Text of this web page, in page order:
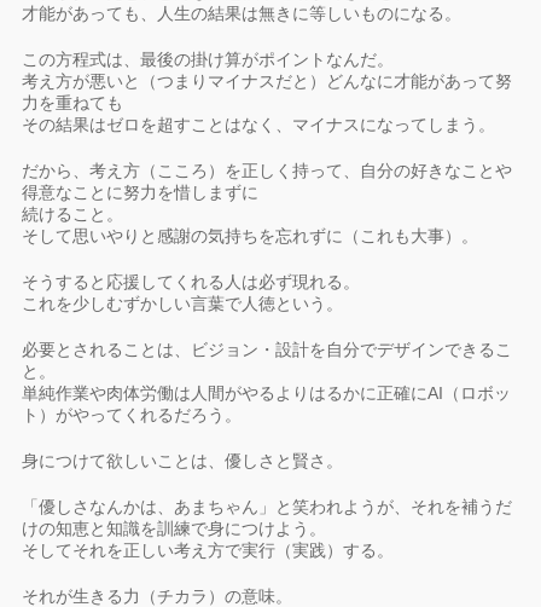
才能があっても、人生の結果は無きに等しいものになる。
この方程式は、最後の掛け算がポイントなんだ。
考え方が悪いと（つまりマイナスだと）どんなに才能があって努
力を重ねても
その結果はゼロを超すことはなく、マイナスになってしまう。
だから、考え方（こころ）を正しく持って、自分の好きなことや
得意なことに努力を惜しまずに
続けること。
そして思いやりと感謝の気持ちを忘れずに（これも大事）。
そうすると応援してくれる人は必ず現れる。
これを少しむずかしい言葉で人徳という。
必要とされることは、ビジョン・設計を自分でデザインできるこ
と。
単純作業や肉体労働は人間がやるよりはるかに正確にAI（ロボッ
ト）がやってくれるだろう。
身につけて欲しいことは、優しさと賢さ。
「優しさなんかは、あまちゃん」と笑われようが、それを補うだ
けの知恵と知識を訓練で身につけよう。
そしてそれを正しい考え方で実行（実践）する。
それが生きる力（チカラ）の意味。